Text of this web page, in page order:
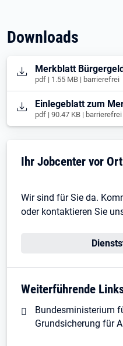
Downloads
Öffnet in neuem Tab
Merkblatt
pdf | 1.55 MB | barrierefrei
Öffnet in neuem Tab
Einlegeblatt zum
pdf | 90.47 KB | barrierefrei
Ihr Jobcenter vor Ort
Wir sind für Sie da.
oder kontaktieren Sie
Weiterführende
Bundesministerium
Grundsicherung für